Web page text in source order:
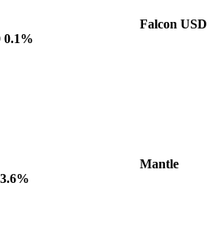
Falcon USD
0.1%
Mantle
3.6%